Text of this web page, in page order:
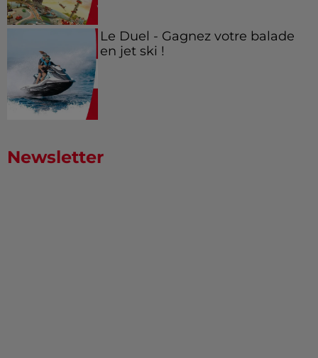
Le Duel - Gagnez votre balade
en jet ski !
Newsletter